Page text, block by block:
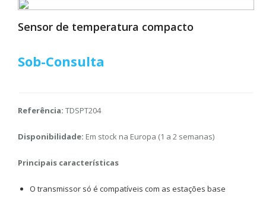
Sensor de temperatura compacto
Sob-Consulta
Referência: TDSPT204
Disponibilidade: Em stock na Europa (1 a 2 semanas)
Principais características
O transmissor só é compatíveis com as estações base